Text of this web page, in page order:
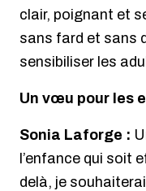
clair, poignant et
sans fard et sans
sensibiliser les
Un vœu pour les
Sonia Laforge :
l’enfance qui soit
delà, je